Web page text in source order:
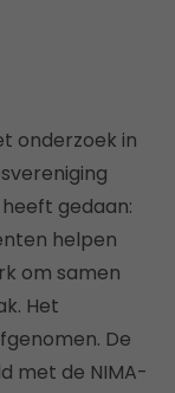
onderzoek in
gedaan:
helpen
om samen
Het
De
met de NIMA-